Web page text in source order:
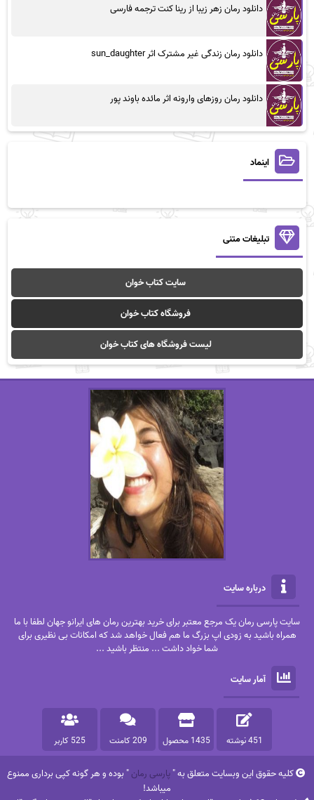
دانلود رمان زهر زیبا از رینا کنت ترجمه فارسی
دانلود رمان زندگی غیر مشترک اثر sun_daughter
دانلود رمان روزهای وارونه اثر مائده باوند پور
اینماد
تبلیغات متنی
سایت کتاب خوان
فروشگاه کتاب خوان
لیست فروشگاه های کتاب خوان
درباره سایت
سایت پارسی رمان یک مرجع معتبر برای خرید بهترین رمان های ایرانو جهان لطفا با ما
همراه باشید به زودی اپ بزرگ ما هم فعال خواهد شد که امکانات بی نظیری برای
شما خواد داشت ... منتظر باشید ...
آمار سایت
451 نوشته 1435 محصول 209 کامنت 525 کاربر
کلیه حقوق این وبسایت متعلق به "پارسی رمان" بوده و هر گونه کپی برداری ممنوع
میباشد!